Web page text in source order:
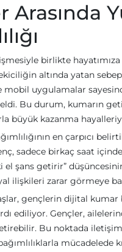
Arasında
birlikte
altında yatan
mobil uygulamalar
Bu durum, kumarın
büyük kazanma
en çarpıcı
sadece birkaç saat
el şans getirir”
ilişkileri zarar görmeye
gençlerin dijital kumar
ediliyor. Gençler,
Bu noktada
mücadelede